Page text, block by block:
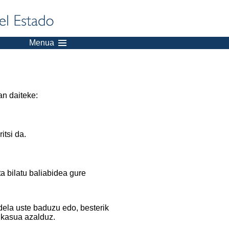
Menua
daiteke:
da.
bilatu baliabidea gure
uste baduzu edo, besterik
azalduz.